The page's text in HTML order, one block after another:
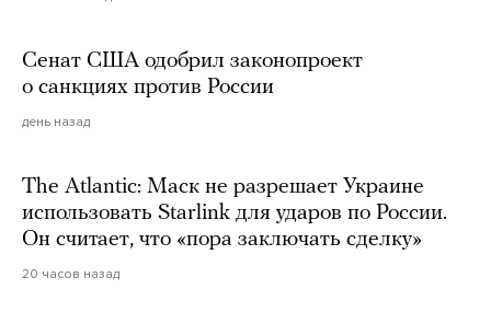
Сенат США одобрил законопроект
о санкциях против России
день назад
The Atlantic: Маск не разрешает Украине
использовать Starlink для ударов по России.
Он считает, что «пора заключать сделку»
20 часов назад